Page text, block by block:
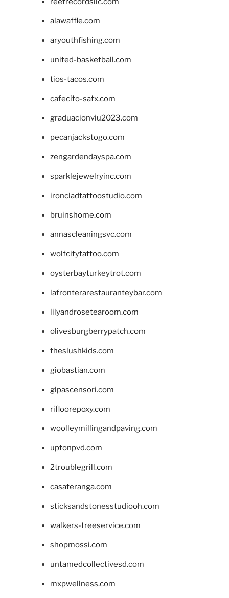
alawaffle.com
aryouthfishing.com
united-basketball.com
tios-tacos.com
cafecito-satx.com
graduacionviu2023.com
pecanjackstogo.com
zengardendayspa.com
sparklejewelryinc.com
ironcladtattoostudio.com
bruinshome.com
annascleaningsvc.com
wolfcitytattoo.com
oysterbayturkeytrot.com
lafronterarestauranteybar.com
lilyandrosetearoom.com
olivesburgberrypatch.com
theslushkids.com
giobastian.com
glpascensori.com
rifloorepoxy.com
woolleymillingandpaving.com
uptonpvd.com
2troublegrill.com
casateranga.com
sticksandstonesstudiooh.com
walkers-treeservice.com
shopmossi.com
untamedcollectivesd.com
mxpwellness.com